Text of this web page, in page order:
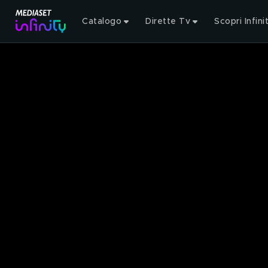
Catalogo Dirette Tv Scopri